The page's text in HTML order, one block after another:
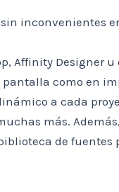
inconvenientes
Affinity Designer u
como en
a cada
más.
de fuentes